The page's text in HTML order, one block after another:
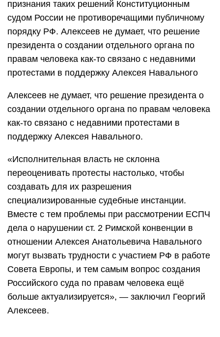
признания таких решений Конституционным
судом России не противоречащими публичному
порядку РФ. Алексеев не думает, что решение
президента о создании отдельного органа по
правам человека как-то связано с недавними
протестами в поддержку Алексея Навального
Алексеев не думает, что решение президента о
создании отдельного органа по правам человека
как-то связано с недавними протестами в
поддержку Алексея Навального.
«Исполнительная власть не склонна
переоценивать протесты настолько, чтобы
создавать для их разрешения
специализированные судебные инстанции.
Вместе с тем проблемы при рассмотрении ЕСПЧ
дела о нарушении ст. 2 Римской конвенции в
отношении Алексея Анатольевича Навального
могут вызвать трудности с участием РФ в работе
Совета Европы, и тем самым вопрос создания
Российского суда по правам человека ещё
больше актуализируется», — заключил Георгий
Алексеев.